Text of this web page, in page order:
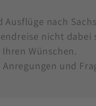
nach
nicht dabei
Wünschen.
und